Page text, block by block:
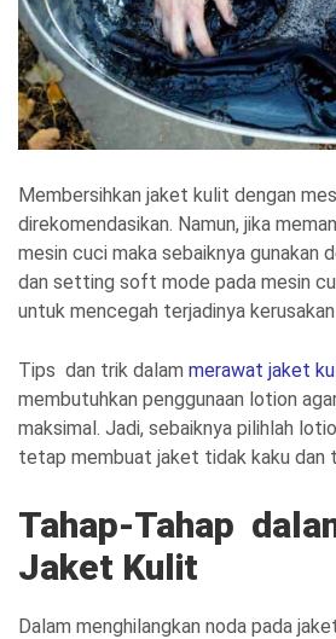
Membersihkan jaket kulit dengan
direkomendasikan. Namun, jika
mesin cuci maka sebaiknya gunakan
dan setting soft mode pada mesin
untuk mencegah terjadinya
Tips dan trik dalam merawat jaket
membutuhkan penggunaan lotion
maksimal. Jadi, sebaiknya pilihlah
tetap membuat jaket tidak kaku dan
Tahap-Tahap
Jaket Kulit
Dalam menghilangkan noda pada